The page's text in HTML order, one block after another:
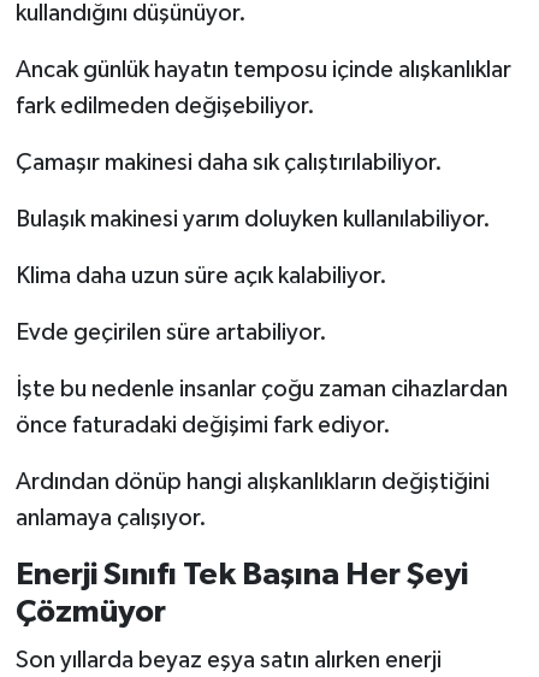
kullandığını düşünüyor.
Ancak günlük hayatın temposu içinde alışkanlıklar
fark edilmeden değişebiliyor.
Çamaşır makinesi daha sık çalıştırılabiliyor.
Bulaşık makinesi yarım doluyken kullanılabiliyor.
Klima daha uzun süre açık kalabiliyor.
Evde geçirilen süre artabiliyor.
İşte bu nedenle insanlar çoğu zaman cihazlardan
önce faturadaki değişimi fark ediyor.
Ardından dönüp hangi alışkanlıkların değiştiğini
anlamaya çalışıyor.
Enerji Sınıfı Tek Başına Her Şeyi
Çözmüyor
Son yıllarda beyaz eşya satın alırken enerji